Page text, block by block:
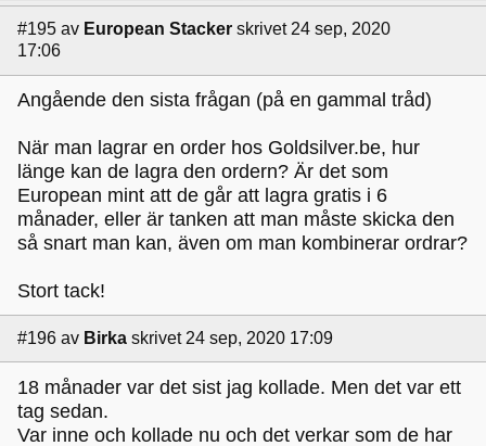
#195 av European Stacker skrivet 24 sep, 2020
17:06
Angående den sista frågan (på en gammal tråd)
När man lagrar en order hos Goldsilver.be, hur
länge kan de lagra den ordern? Är det som
European mint att de går att lagra gratis i 6
månader, eller är tanken att man måste skicka den
så snart man kan, även om man kombinerar ordrar?
Stort tack!
#196 av Birka skrivet 24 sep, 2020 17:09
18 månader var det sist jag kollade. Men det var ett
tag sedan.
Var inne och kollade nu och det verkar som de har